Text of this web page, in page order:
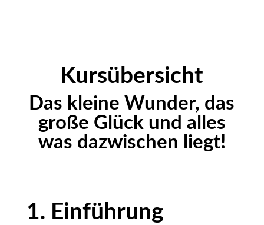
Kursübersicht
Das kleine Wunder, das
große Glück und alles
was dazwischen liegt!
1. Einführung